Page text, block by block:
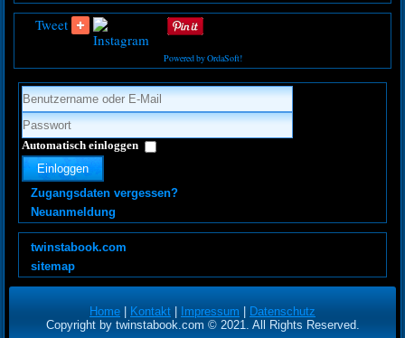
Tweet
Powered by OrdaSoft!
Automatisch einloggen
Einloggen
Zugangsdaten vergessen?
Neuanmeldung
twinstabook.com
sitemap
Home Kontakt Impressum
Datenschutz
Copyright by twinstabook.com © 2021. All Rights Reserved.